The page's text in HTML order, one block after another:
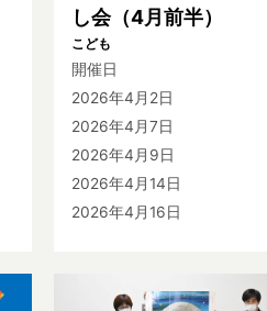
し会（4月前半）
こども
開催日
2026年4月2日
2026年4月7日
2026年4月9日
2026年4月14日
2026年4月16日